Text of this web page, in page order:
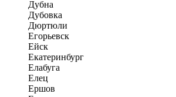
Дубна
Дубовка
Дюртюли
Егорьевск
Ейск
Екатеринбург
Елабуга
Елец
Ершов